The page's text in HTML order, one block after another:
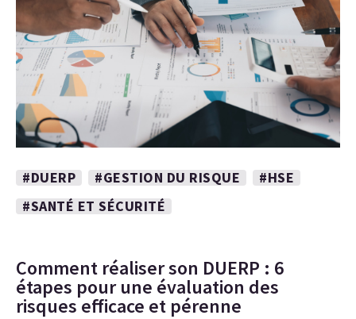
#DUERP #GESTION DU RISQUE
#HSE
#SANTÉ ET SÉCURITÉ
Comment réaliser son DUERP : 6
étapes pour une évaluation des
risques efficace et pérenne